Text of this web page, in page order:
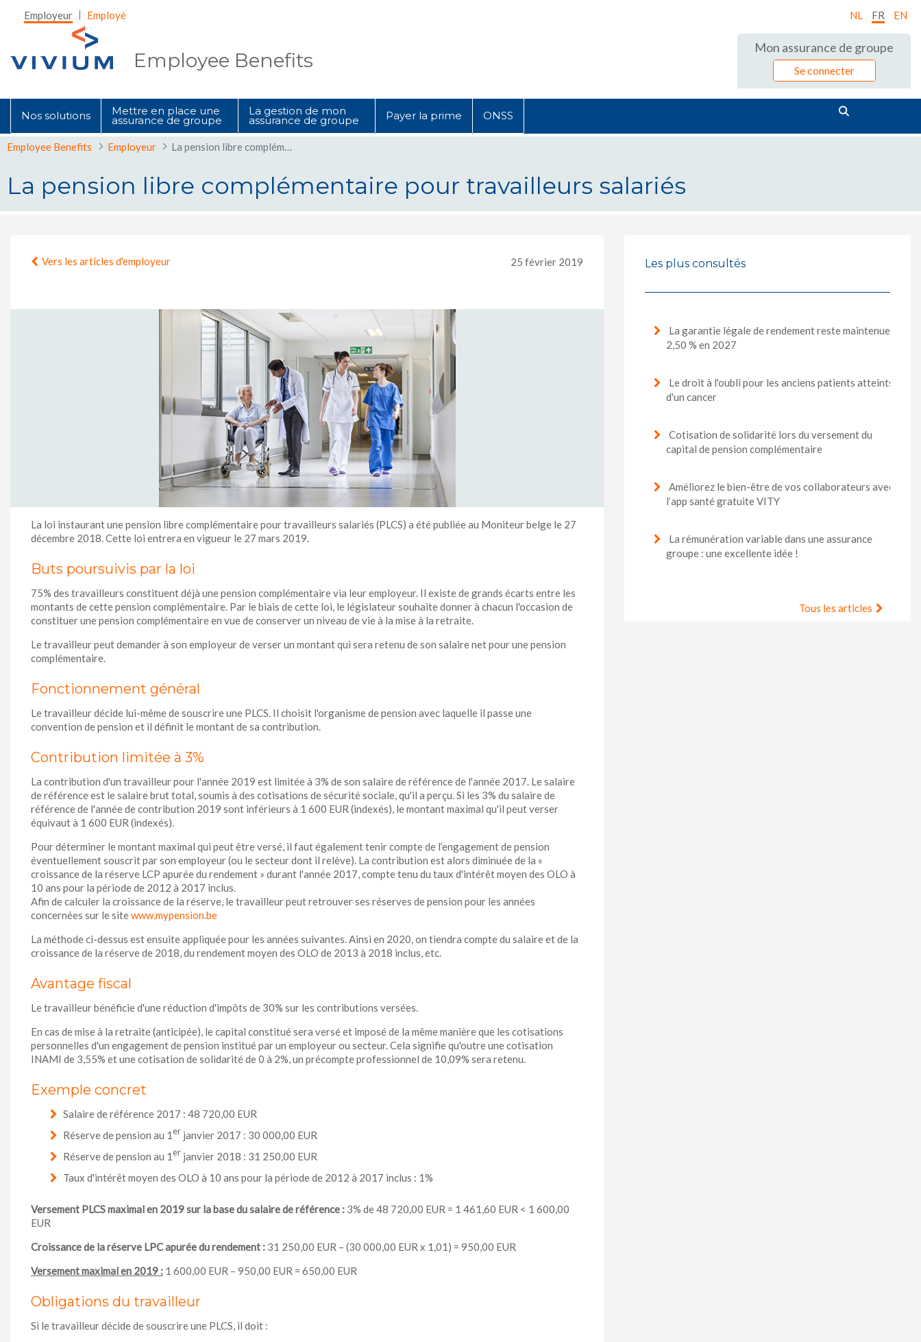
Saut au contenu principal
Employeur Employé NL FR EN
Employee Benefits
Mon assurance de groupe
Se connecter
Nos solutions Mettre en place une
assurance de groupe
La gestion de mon
assurance de groupe Payer la prime ONSS
Employee Benefits Employeur La pension libre complémentaire pour travailleurs salariés
La pension libre complémentaire pour travailleurs salariés
Vers les articles d'employeur 25 février 2019
​​​​​​​La loi instaurant une pension libre complémentaire pour travailleurs salariés (PLCS) a été publiée au Moniteur belge le 27
décembre 2018. Cette loi entrera en vigueur le 27 mars 2019.
Buts poursuivis par la loi
75% des travailleurs constituent déjà une pension complémentaire via leur employeur. Il existe de grands écarts entre les
montants de cette pension complémentaire. Par le biais de cette loi, le législateur souhaite donner à chacun l'occasion de
constituer une pension complémentaire en vue de conserver un niveau de vie à la mise à la retraite.
Le travailleur peut demander à son employeur de verser un montant qui sera retenu de son salaire net pour une pension
complémentaire.
Fonctionnement général
Le travailleur décide lui-même de souscrire une PLCS. Il choisit l'organisme de pension avec laquelle il passe une
convention de pension et il définit le montant de sa contribution.
Contribution limitée à 3%
La contribution d'un travailleur pour l'année 2019 est limitée à 3% de son salaire de référence de l'année 2017. Le salaire
de référence est le salaire brut total, soumis à des cotisations de sécurité sociale, qu'il a perçu. Si les 3% du salaire de
référence de l'année de contribution 2019 sont inférieurs à 1 600 EUR (indexés), le montant maximal qu'il peut verser
équivaut à 1 600 EUR (indexés).
Pour déterminer le montant maximal qui peut être versé, il faut également tenir compte de l’engagement de pension
éventuellement souscrit par son employeur (ou le secteur dont il relève). La contribution est alors diminuée de la «
croissance de la réserve LCP apurée du rendement » durant l'année 2017, compte tenu du taux d'intérêt moyen des OLO à
10 ans pour la période de 2012 à 2017 inclus.
Afin de calculer la croissance de la réserve, le travailleur peut retrouver ses réserves de pension pour les années
concernées sur le sitewww.mypension.be
La méthode ci-dessus est ensuite appliquée pour les années suivantes. Ainsi en 2020, on tiendra compte du salaire et de la
croissance de la réserve de 2018, du rendement moyen des OLO de 2013 à 2018 inclus, etc.
Avantage fiscal
Le travailleur bénéficie d'une réduction d'impôts de 30% sur les contributions versées.
En cas de mise à la retraite (anticipée), le capital constitué sera versé et imposé de la même manière que les cotisations
personnelles d'un engagement de pension institué par un employeur ou secteur. Cela signifie qu'outre une cotisation
INAMI de 3,55% et une cotisation de solidarité de 0 à 2%, un précompte professionnel de 10,09% sera retenu.
Exemple concret
Salaire de référence 2017 : 48 720,00 EUR
Réserve de pension au 1 er janvier 2017 : 30 000,00 EUR
Réserve de pension au 1 er janvier 2018 : 31 250,00 EUR
Taux d'intérêt moyen des OLO à 10 ans pour la période de 2012 à 2017 inclus : 1%
Versement PLCS maximal en 2019 sur la base du salaire de référence : 3% de 48 720,00 EUR = 1 461,60 EUR < 1 600,00
EUR
Croissance de la réserve LPC apurée du rendement : 31 250,00 EUR – (30 000,00 EUR x 1,01) = 950,00 EUR
Versement maximal en 2019 : 1 600,00 EUR – 950,00 EUR = 650,00 EUR
Obligations du travailleur
Si le travailleur décide de souscrire une PLCS, il doit :
Les plus consultés
La garantie légale de rendement reste maintenue à
2,50 % en 2027
Le droit à l'oubli pour les anciens patients atteints
d'un cancer
Cotisation de solidarité lors du versement du
capital de pension complémentaire
Améliorez le bien-être de vos collaborateurs avec
l’app santé gratuite VITY
La rémunération variable dans une assurance
groupe : une excellente idée !
Tous les articles